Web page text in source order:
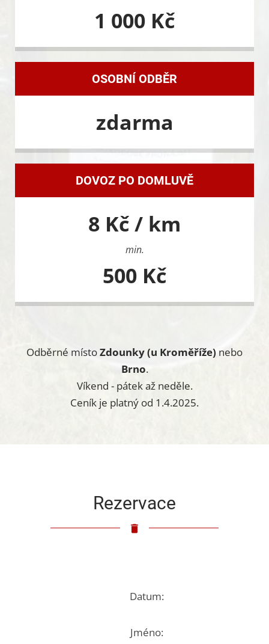
1 000 Kč
OSOBNÍ ODBĚR
zdarma
DOVOZ PO DOMLUVĚ
8 Kč / km
min.
500 Kč
Odběrné místoZdounky (u Kroměříže) nebo
Brno.
Víkend - pátek až neděle.
Ceník je platný od 1.4.2025.
Rezervace
Datum:
Jméno: